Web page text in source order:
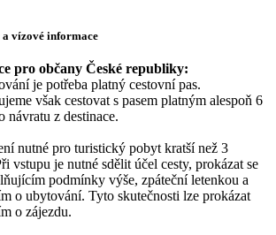
vízové informace
pro občany České republiky:
je potřeba platný cestovní pas.
však cestovat s pasem platným alespoň 6
návratu z destinace.
nutné pro turistický pobyt kratší než 3
vstupu je nutné sdělit účel cesty, prokázat se
podmínky výše, zpáteční letenkou a
o ubytování. Tyto skutečnosti lze prokázat
o zájezdu.